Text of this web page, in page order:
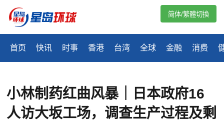
首页 快讯 时事 香港 台湾 全球 金融 消费
简体/繁體切換
小林制药红曲风暴｜日本政府16
人访大坂工场，调查生产过程及剩